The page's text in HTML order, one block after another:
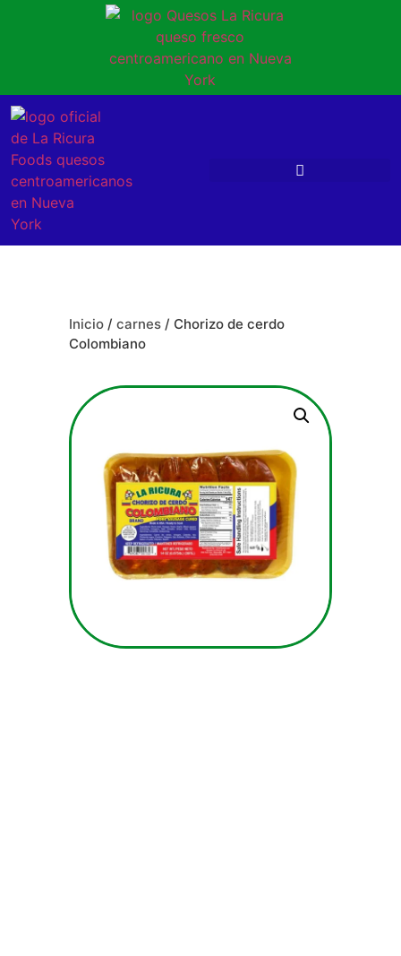
Inicio / carnes / Chorizo de cerdo
Colombiano